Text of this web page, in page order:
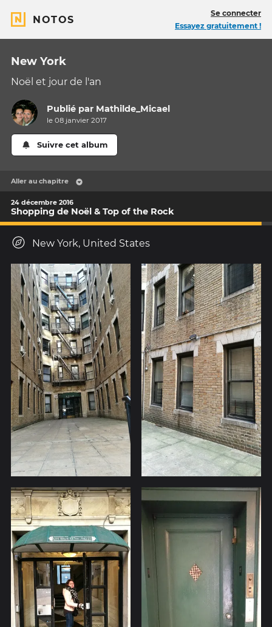
NOTOS
Se connecter
Essayez gratuitement !
New York
Noël et jour de l'an
Publié par Mathilde_Micael
le 08 janvier 2017
Suivre cet album
Aller au chapitre
24 décembre 2016
Shopping de Noël & Top of the Rock
New York, United States